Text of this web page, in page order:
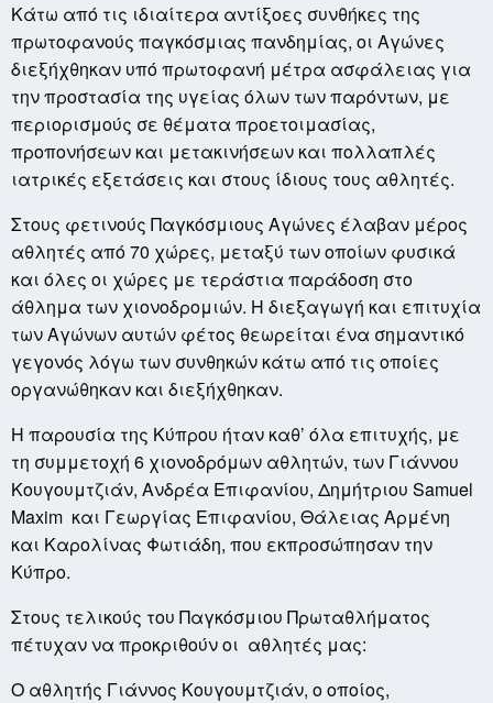
Κάτω από τις ιδιαίτερα αντίξοες συνθήκες της
πρωτοφανούς παγκόσμιας πανδημίας, οι Αγώνες
διεξήχθηκαν υπό πρωτοφανή μέτρα ασφάλειας για
την προστασία της υγείας όλων των παρόντων, με
περιορισμούς σε θέματα προετοιμασίας,
προπονήσεων και μετακινήσεων και πολλαπλές
ιατρικές εξετάσεις και στους ίδιους τους αθλητές.
Στους φετινούς Παγκόσμιους Αγώνες έλαβαν μέρος
αθλητές από 70 χώρες, μεταξύ των οποίων φυσικά
και όλες οι χώρες με τεράστια παράδοση στο
άθλημα των χιονοδρομιών. Η διεξαγωγή και επιτυχία
των Αγώνων αυτών φέτος θεωρείται ένα σημαντικό
γεγονός λόγω των συνθηκών κάτω από τις οποίες
οργανώθηκαν και διεξήχθηκαν.
Η παρουσία της Κύπρου ήταν καθ’ όλα επιτυχής, με
τη συμμετοχή 6 χιονοδρόμων αθλητών, των Γιάννου
Κουγουμτζιάν, Ανδρέα Επιφανίου, Δημήτριου Samuel
Maxim και Γεωργίας Επιφανίου, Θάλειας Αρμένη
και Καρολίνας Φωτιάδη, που εκπροσώπησαν την
Κύπρο.
Στους τελικούς του Παγκόσμιου Πρωταθλήματος
πέτυχαν να προκριθούν οι αθλητές μας:
Ο αθλητής Γιάννος Κουγουμτζιάν, ο οποίος,